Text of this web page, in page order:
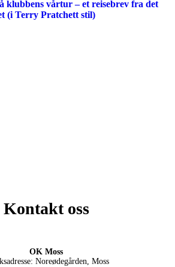
klubbens vårtur – et reisebrev fra det
(i Terry Pratchett stil)
Kontakt oss
OK Moss
Noreødegården, Moss